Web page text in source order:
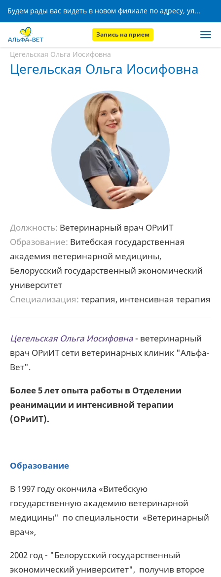
Будем рады вас видеть в новом филиале по адресу, ул. Кижеватова, 8!
Запись на прием
Главная
Наши сотрудники
Цегельская Ольга Иосифовна
Цегельская Ольга Иосифовна
Должность: Ветеринарный врач ОРиИТ
Образование: Витебская государственная
академия ветеринарной медицины,
Белорусский государственный экономический
университет
Специализация: терапия, интенсивная терапия
Цегельская Ольга Иосифовна- ветеринарный
врач ОРиИТ сети ветеринарных клиник "Альфа-
Вет".
Более 5 лет опыта работы в Отделении
реанимации и интенсивной терапии
(ОРиИТ).
Образование
В 1997 году окончила «Витебскую
государственную академию ветеринарной
медицины" по специальности «Ветеринарный
врач»,
2002 год - "Белорусский государственный
экономический университет", получив второе